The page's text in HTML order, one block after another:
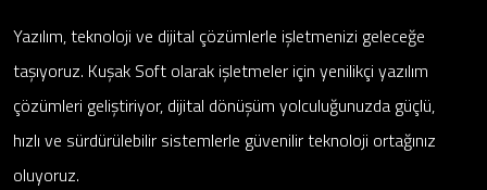
Yazılım, teknoloji ve dijital çözümlerle işletmenizi geleceğe
taşıyoruz. Kuşak Soft olarak işletmeler için yenilikçi yazılım
çözümleri geliştiriyor, dijital dönüşüm yolculuğunuzda güçlü,
hızlı ve sürdürülebilir sistemlerle güvenilir teknoloji ortağınız
oluyoruz.